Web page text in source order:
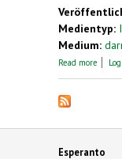
Medientyp:
Medium:
Read more
Esperanto